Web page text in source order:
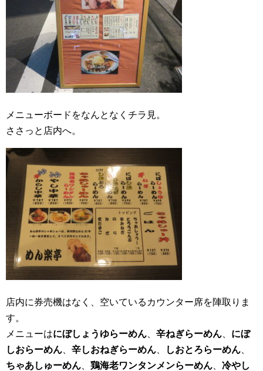
メニューボードをなんとなくチラ見。
ささっと店内へ。
店内に券売機はなく、空いているカウンター席を陣取りま
す。
メニューはにぼしょうゆらーめん 辛ねぎらーめん
にぼ
しおらーめん
辛しおねぎらーめん しおとろらーめん
ちゃあしゅーめん
鶏海老ワンタンメンらーめん
冷やし